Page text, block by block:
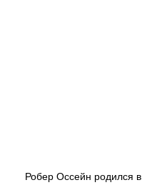
Робер Оссейн родился в